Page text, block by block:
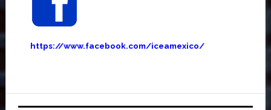
https://www.facebook.com/iceamexico/
Barra